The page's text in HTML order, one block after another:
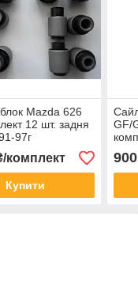
Mazda 626
12 шт. задня
97г
комплект
Купити
GF/
900